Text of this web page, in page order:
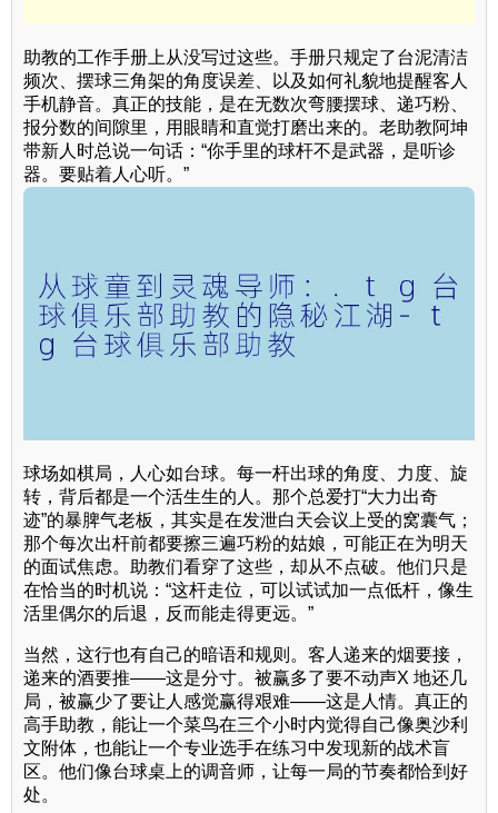
助教的工作手册上从没写过这些。手册只规定了台泥清洁
频次、摆球三角架的角度误差、以及如何礼貌地提醒客人
手机静音。真正的技能，是在无数次弯腰摆球、递巧粉、
报分数的间隙里，用眼睛和直觉打磨出来的。老助教阿坤
带新人时总说一句话：“你手里的球杆不是武器，是听诊
器。要贴着人心听。”
球场如棋局，人心如台球。每一杆出球的角度、力度、旋
转，背后都是一个活生生的人。那个总爱打“大力出奇
迹”的暴脾气老板，其实是在发泄白天会议上受的窝囊气；
那个每次出杆前都要擦三遍巧粉的姑娘，可能正在为明天
的面试焦虑。助教们看穿了这些，却从不点破。他们只是
在恰当的时机说：“这杆走位，可以试试加一点低杆，像生
活里偶尔的后退，反而能走得更远。”
当然，这行也有自己的暗语和规则。客人递来的烟要接，
递来的酒要推——这是分寸。被赢多了要不动声X 地还几
局，被赢少了要让人感觉赢得艰难——这是人情。真正的
高手助教，能让一个菜鸟在三个小时内觉得自己像奥沙利
文附体，也能让一个专业选手在练习中发现新的战术盲
区。他们像台球桌上的调音师，让每一局的节奏都恰到好
处。